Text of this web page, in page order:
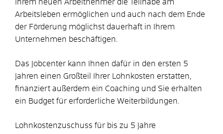
Ihrem neuen Arbeitnehmer die Teilhabe am
Arbeitsleben ermöglichen und auch nach dem Ende
der Förderung möglichst dauerhaft in Ihrem
Unternehmen beschäftigen.
Das Jobcenter kann Ihnen dafür in den ersten 5
Jahren einen Großteil Ihrer Lohnkosten erstatten,
finanziert außerdem ein Coaching und Sie erhalten
ein Budget für erforderliche Weiterbildungen.
Lohnkostenzuschuss für bis zu 5 Jahre